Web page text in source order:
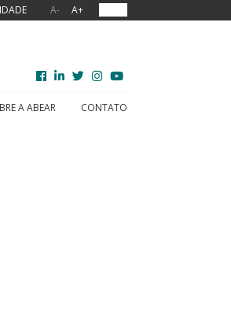
A- A+
A ABEAR CONTATO